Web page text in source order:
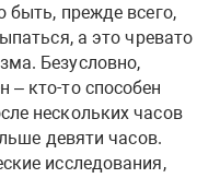
быть, прежде всего,
а это чревато
Безусловно,
– кто-то способен
нескольких часов
девяти часов.
исследования,